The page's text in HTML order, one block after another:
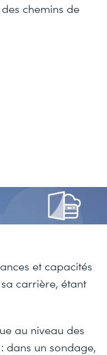
chemins de
et capacités
carrière, étant
au niveau des
dans un sondage,